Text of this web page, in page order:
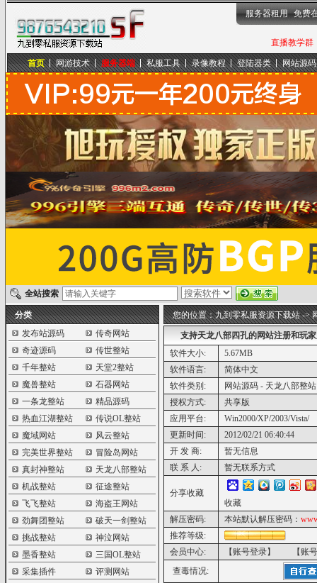
九到零私服资源下载站
直播教学群
服务器租用 免费
首页 网游技术 服务器端 私服工具 录像教程 登陆器类 网站源码
全站搜索
分类
发布站源码
传奇网站
奇迹源码
传世整站
千年整站
天堂2整站
魔兽整站
石器网站
一条龙整站
精品源码
热血江湖整站
传说OL整站
魔域网站
风云整站
完美世界整站
冒险岛网站
真封神整站
天龙八部整站
机战整站
征途整站
飞飞整站
海盗王网站
劲舞团整站
破天一剑整站
挑战整站
神泣网站
墨香整站
三国OL整站
采集插件
评测网站
您的位置：九到零私服资源下载站->
支持天龙八部四孔的网站注册和玩
软件大小:
5.67MB
软件语言:
简体中文
软件类别:
网站源码 - 天龙八部整站
授权方式:
共享版
应用平台:
Win2000/XP/2003/Vista/
更新时间:
2012/02/21 06:40:44
开 发 商:
暂无信息
联 系 人:
暂无联系方式
分享收藏
收藏
解压密码:
本站默认解压密码：
推荐等级:
会员中心:
【账号登录】
【账
查毒情况: